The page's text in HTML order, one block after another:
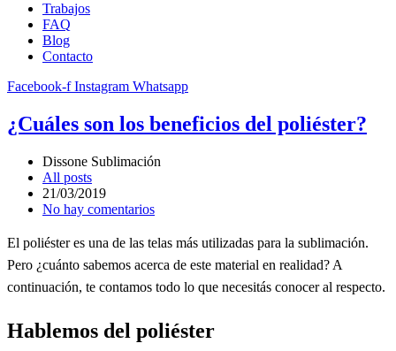
Trabajos
FAQ
Blog
Contacto
Facebook-f Instagram Whatsapp
¿Cuáles son los beneficios del poliéster?
Dissone Sublimación
All posts
21/03/2019
No hay comentarios
El poliéster es una de las telas más utilizadas para la sublimación.
Pero ¿cuánto sabemos acerca de este material en realidad? A
continuación, te contamos todo lo que necesitás conocer al respecto.
Hablemos del poliéster